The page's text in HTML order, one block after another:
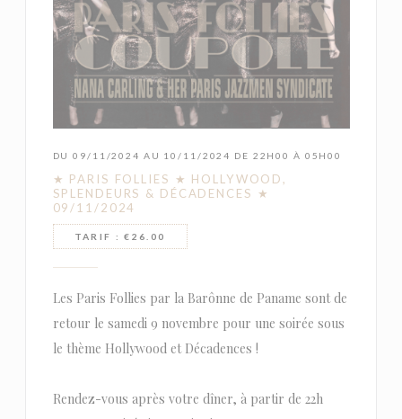
DU 09/11/2024 AU 10/11/2024 DE 22H00 À 05H00
★ PARIS FOLLIES ★ HOLLYWOOD,
SPLENDEURS & DÉCADENCES ★
09/11/2024
TARIF : €26.00
Les Paris Follies par la Barônne de Paname sont de
retour le samedi 9 novembre pour une soirée sous
le thème Hollywood et Décadences !
Rendez-vous après votre dîner, à partir de 22h